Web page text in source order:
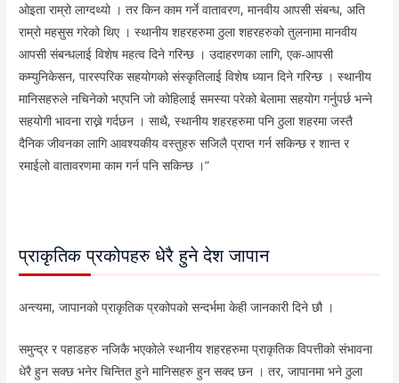
ओइता राम्रो लाग्दथ्यो । तर किन काम गर्ने वातावरण, मानवीय आपसी संबन्ध, अति
राम्रो महसुस गरेको थिए । स्थानीय शहरहरुमा ठुला शहरहरुको तुलनामा मानवीय
आपसी संबन्धलाई विशेष महत्व दिने गरिन्छ । उदाहरणका लागि, एक-आपसी
कम्युनिकेसन, पारस्परिक सहयोगको संस्कृतिलाई विशेष ध्यान दिने गरिन्छ । स्थानीय
मानिसहरुले नचिनेको भएपनि जो कोहिलाई समस्या परेको बेलामा सहयोग गर्नुपर्छ भन्ने
सहयोगी भावना राख्ने गर्दछन । साथै, स्थानीय शहरहरुमा पनि ठुला शहरमा जस्तै
दैनिक जीवनका लागि आवश्यकीय वस्तुहरु सजिलै प्राप्त गर्न सकिन्छ र शान्त र
रमाईलो वातावरणमा काम गर्न पनि सकिन्छ ।”
प्राकृतिक प्रकोपहरु धेरै हुने देश जापान
अन्त्यमा, जापानको प्राकृतिक प्रकोपको सन्दर्भमा केही जानकारी दिने छौ ।
समुन्द्र र पहाडहरु नजिकै भएकोले स्थानीय शहरहरुमा प्राकृतिक विपत्तीको संभावना
धेरै हुन सक्छ भनेर चिन्तित हुने मानिसहरु हुन सक्द छन । तर, जापानमा भने ठुला